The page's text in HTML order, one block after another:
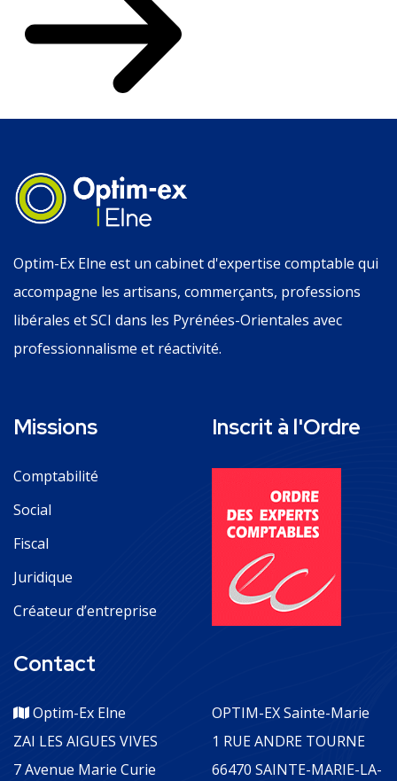
Optim-Ex Elne est un cabinet d'expertise comptable qui
accompagne les artisans, commerçants, professions
libérales et SCI dans les Pyrénées-Orientales avec
professionnalisme et réactivité.
Missions
Comptabilité
Social
Fiscal
Juridique
Créateur d’entreprise
Inscrit à l'Ordre
Contact
Optim-Ex Elne
ZAI LES AIGUES VIVES
7 Avenue Marie Curie
OPTIM-EX Sainte-Marie
1 RUE ANDRE TOURNE
66470 SAINTE-MARIE-LA-